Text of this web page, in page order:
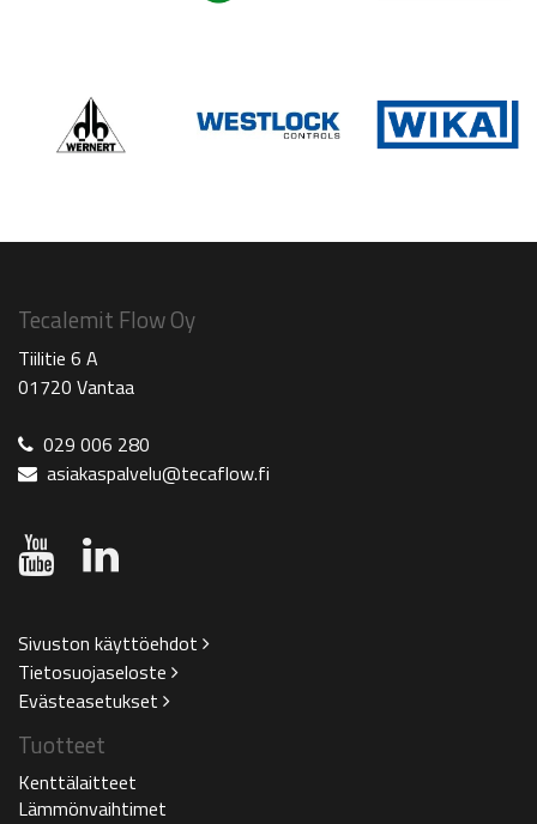
Tecalemit Flow Oy
Tiilitie 6 A
01720 Vantaa
029 006 280
asiakaspalvelu@tecaflow.fi
Sivuston käyttöehdot
Tietosuojaseloste
Evästeasetukset
Tuotteet
Kenttälaitteet
Lämmönvaihtimet